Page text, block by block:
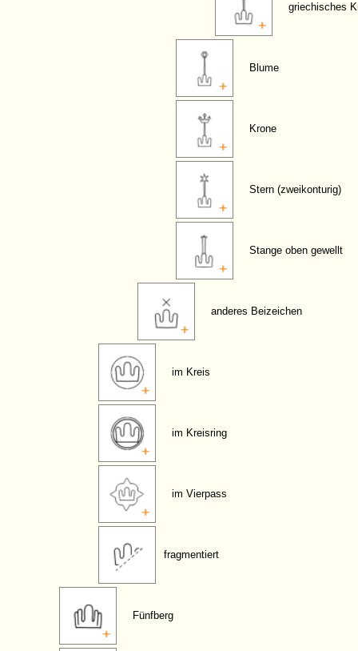
griechisches
Blume
Krone
Stern (zweikonturig)
Stange oben gewellt
anderes Beizeichen
im Kreis
im Kreisring
im Vierpass
fragmentiert
Fünfberg